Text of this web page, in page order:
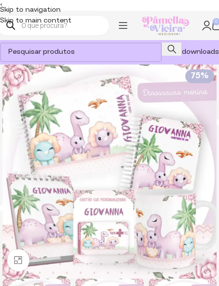
<
Skip to navigation
Skip to main content
0
Meus downloads
75%
Clique para ampliar